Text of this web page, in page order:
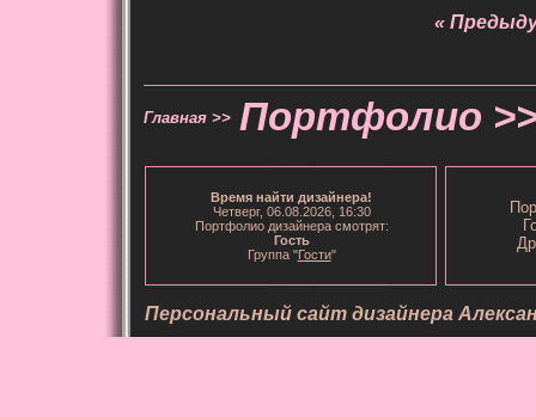
«
Главная >> Портфолио
Время найти дизайнера!
Четверг, 06.08.2026, 16:30
Портфолио дизайнера смотрят:
Гость
Группа "Гости"
Персональный сайт дизайнера